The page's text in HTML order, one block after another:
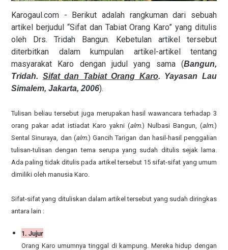
Karogaul.com - Berikut adalah rangkuman dari sebuah
artikel berjudul “Sifat dan Tabiat Orang Karo” yang ditulis
oleh Drs. Tridah Bangun. Kebetulan artikel tersebut
diterbitkan dalam kumpulan artikel-artikel tentang
masyarakat Karo dengan judul yang sama (Bangun,
Tridah. Sifat dan Tabiat Orang Karo. Yayasan Lau
Simalem, Jakarta, 2006).
Tulisan beliau tersebut juga merupakan hasil wawancara terhadap 3
orang pakar adat istiadat Karo yakni (alm.) Nulbasi Bangun, (alm.)
Sental Sinuraya, dan (alm.) Gancih Tarigan dan hasil-hasil penggalian
tulisan-tulisan dengan tema serupa yang sudah ditulis sejak lama.
Ada paling tidak ditulis pada artikel tersebut 15 sifat-sifat yang umum
dimiliki oleh manusia Karo.
Sifat-sifat yang dituliskan dalam artikel tersebut yang sudah diringkas
antara lain :
1. Jujur
Orang Karo umumnya tinggal di kampung. Mereka hidup dengan